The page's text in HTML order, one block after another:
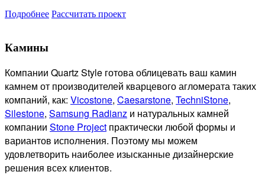
Подробнее Рассчитать проект
Камины
Компании Quartz Style готоваоблицевать ваш камин
камнем от производителей кварцевого агломерата таких
компаний, как: Vicostone, Caesarstone, TechniStone,
Silestone, Samsung Radianz и натуральных камней
компании Stone Project практически любой формы и
вариантов исполнения. Поэтому мы можем
удовлетворить наиболее изысканные дизайнерские
решения всех клиентов.